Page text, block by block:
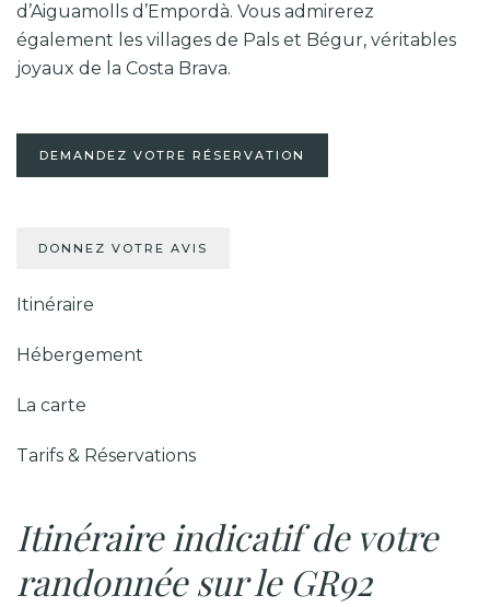
d’Aiguamolls d’Empordà. Vous admirerez
également les villages de Pals et Bégur, véritables
joyaux de la Costa Brava.
DEMANDEZ VOTRE RÉSERVATION
DONNEZ VOTRE AVIS
Itinéraire
Hébergement
La carte
Tarifs & Réservations
Itinéraire indicatif de votre
randonnée sur le GR92